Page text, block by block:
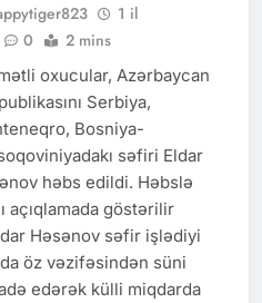
1 il
0 2 mins
oxucular, Azərbaycan
Serbiya,
Bosniya-
səfiri Eldar
həbs edildi. Həbslə
açıqlamada göstərilir
Həsənov səfir işlədiyi
öz vəzifəsindən süni
edərək külli miqdarda